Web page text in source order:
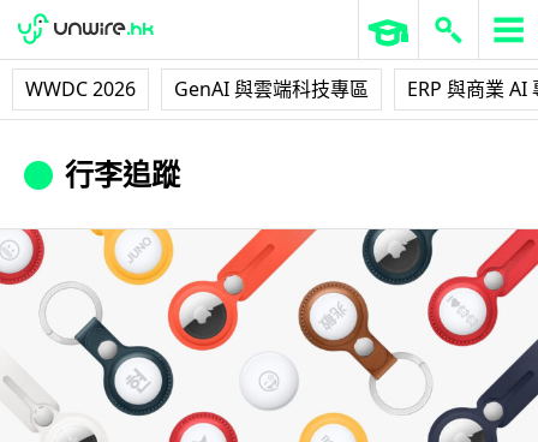
WWDC 2026 GenAI 與雲端科技專區 ERP 與商業 AI
行李追蹤